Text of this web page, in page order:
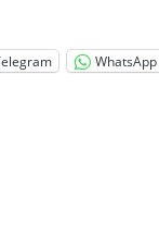
WhatsApp